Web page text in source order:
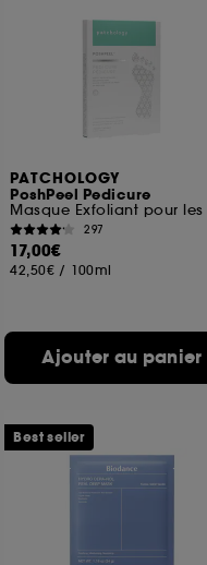
PATCHOLOGY
PoshPeel Pedicure
297
17,00€
42,50€ / 100ml
Ajouter au panier
Best seller